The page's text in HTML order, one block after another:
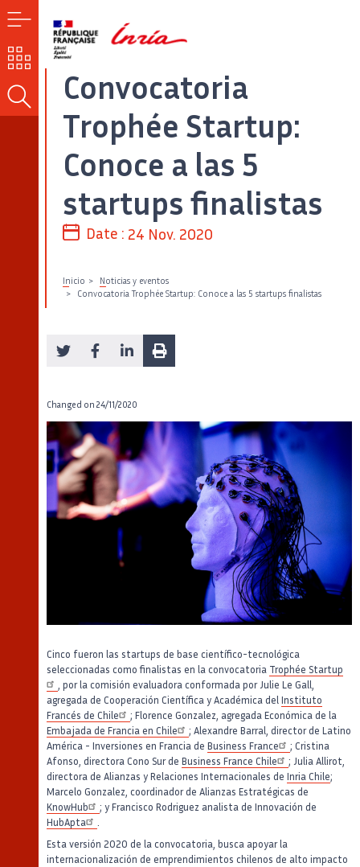
MENÚ
NUESTROS
RETOS
BUSCAR
Convocatoria
Trophée Startup:
Conoce a las 5
startups finalistas
Date : 24 Nov. 2020
Inicio
Noticias y eventos
Convocatoria Trophée Startup: Conoce a las 5 startups finalistas
Changed on 24/11/2020
Cinco fueron las startups de base científico-tecnológica
seleccionadas como finalistas en la convocatoria Trophée Startup
, por la comisión evaluadora conformada por Julie Le Gall,
agregada de Cooperación Científica y Académica del Instituto
Francés de Chile
; Florence Gonzalez, agregada Económica de la
Embajada de Francia en Chile
; Alexandre Barral, director de Latino
América - Inversiones en Francia de Business France
; Cristina
Afonso, directora Cono Sur de Business France Chile
; Julia Allirot,
directora de Alianzas y Relaciones Internacionales de Inria Chile;
Marcelo Gonzalez, coordinador de Alianzas Estratégicas de
KnowHub
; y Francisco Rodriguez analista de Innovación de
HubApta
.
Esta versión 2020 de la convocatoria, busca apoyar la
internacionalización de emprendimientos chilenos de alto impacto